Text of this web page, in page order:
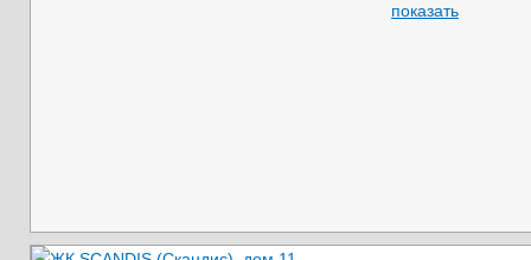
показать